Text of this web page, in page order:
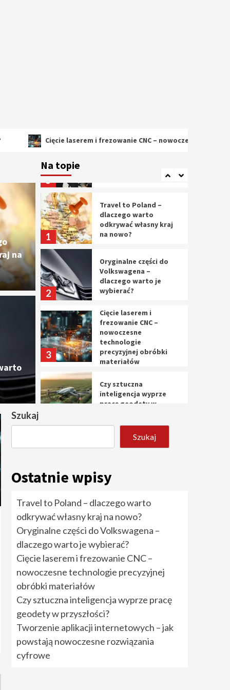
Cięcie laserem i frezowanie CNC – nowoczesne technologie
do Volkswagena –
je wybierać?
na
Na topie
5
rozwiązania cyfrowe
1
Travel to Poland –
dlaczego warto
odkrywać własny kraj
na nowo?
2
Oryginalne części do
Volkswagena –
dlaczego warto je
wybierać?
3
Cięcie laserem i
frezowanie CNC –
nowoczesne
technologie
precyzyjnej obróbki
materiałów
Czy sztuczna
inteligencja wyprze
pracę geodety w
5
Tworzenie aplikacji
internetowych – jak
1
dlaczego warto
odkrywać własny kraj
na nowo?
2
Oryginalne części do
Volkswagena –
dlaczego warto je
3
Cięcie laserem i
frezowanie CNC –
nowoczesne
technologie
precyzyjnej obróbki
Szukaj
Szukaj
Ostatnie wpisy
Travel to Poland – dlaczego warto
odkrywać własny kraj na nowo?
Oryginalne części do Volkswagena –
dlaczego warto je wybierać?
Cięcie laserem i frezowanie CNC –
nowoczesne technologie precyzyjnej
obróbki materiałów
Czy sztuczna inteligencja wyprze pracę
geodety w przyszłości?
Tworzenie aplikacji internetowych – jak
powstają nowoczesne rozwiązania
cyfrowe